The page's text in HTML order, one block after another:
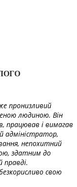
пронизливий
людиною. Він
працював і вимагав
адміністратор,
непохитний
здатним до
правді.
свою